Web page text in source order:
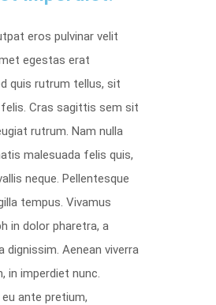
eros pulvinar velit
egestas erat
quis rutrum tellus, sit
Cras sagittis sem sit
rutrum. Nam nulla
malesuada felis quis,
neque. Pellentesque
tempus. Vivamus
in dolor pharetra, a
dignissim. Aenean viverra
in imperdiet nunc.
ante pretium,